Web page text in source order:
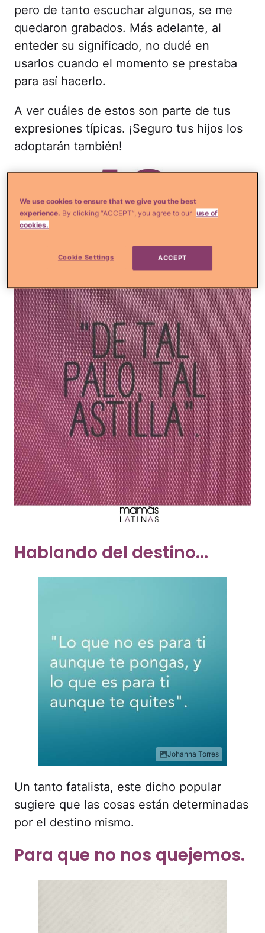
pero de tanto escuchar algunos, se me
quedaron grabados. Más adelante, al
enteder su significado, no dudé en
usarlos cuando el momento se prestaba
para así hacerlo.
A ver cuáles de estos son parte de tus
expresiones típicas. ¡Seguro tus hijos los
adoptarán también!
Hablando del destino...
Johanna Torres
Un tanto fatalista, este dicho popular
sugiere que las cosas están determinadas
por el destino mismo.
Para que no nos quejemos.
We use cookies to ensure that we give you the best
experience. By clicking “ACCEPT”, you agree to our use of
cookies.
Cookie Settings ACCEPT